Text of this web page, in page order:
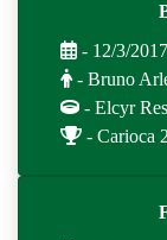
- 12/3/2017
- Bruno
- Elcyr
- Carioca